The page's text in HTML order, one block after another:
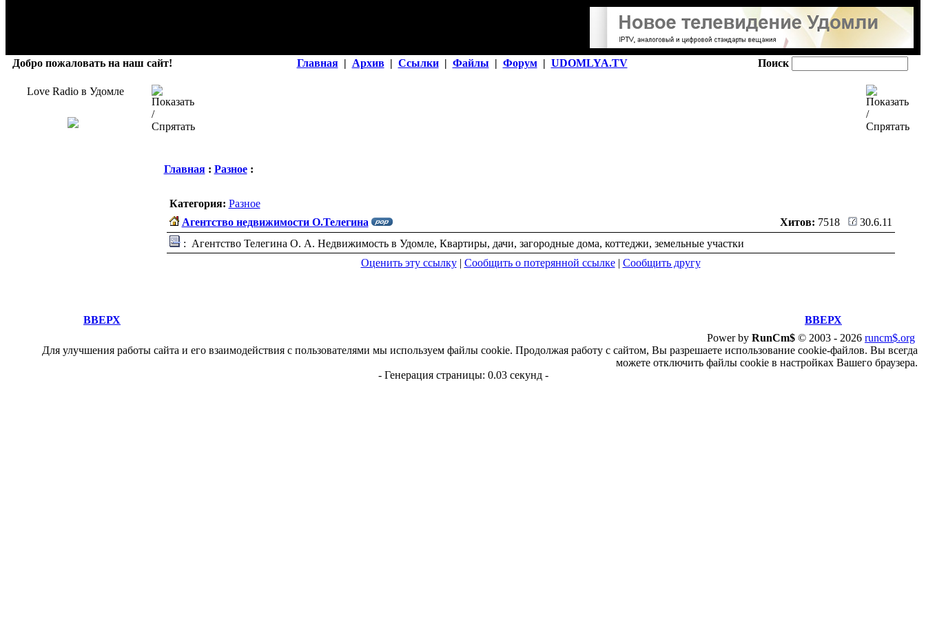
Добро пожаловать на наш сайт! Главная | Архив | Ссылки | Файлы | Форум | UDOMLYA.TV Поиск
Love Radio в Удомле
Главная: Разное:
Категория: Разное
Агентство недвижимости О.Телегина
Хитов: 7518
30.6.11
: Агентство Телегина О. А. Недвижимость в Удомле, Квартиры, дачи, загородные дома, коттеджи, земельные участки
Оценить эту ссылку| Сообщить о потерянной ссылке| Сообщить другу
ВВЕРХ
ВВЕРХ
Power by RunCm$ © 2003 - 2026 runcm$.org
Для улучшения работы сайта и его взаимодействия с пользователями мы используем файлы cookie. Продолжая работу с сайтом, Вы разрешаете использование cookie-файлов. Вы всегда
можете отключить файлы cookie в настройках Вашего браузера.
- Генерация страницы: 0.03 секунд -